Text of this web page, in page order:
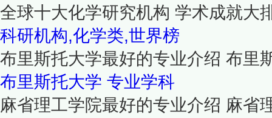
全球十大化学研究机构 学术成就大
科研机构,化学类,世界榜
布里斯托大学最好的专业介绍 布里
布里斯托大学 专业学科
麻省理工学院最好的专业介绍 麻省